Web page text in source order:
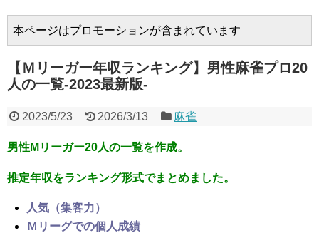
本ページはプロモーションが含まれています
【Ｍリーガー年収ランキング】男性麻雀プロ20
人の一覧-2023最新版-
2023/5/23 2026/3/13 麻雀
男性Mリーガー20人の一覧を作成。
推定年収をランキング形式でまとめました。
人気（集客力）
Ｍリーグでの個人成績